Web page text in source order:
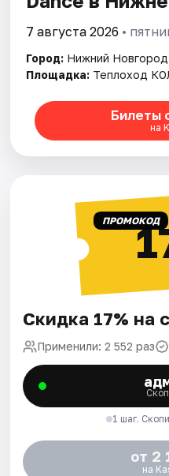
7 августа 2026 •
Город: Нижний Новгород
Площадка: Теплоход
Билеты
на
ПРОМОКОД
Скидка 17% на
Применили: 2 552 раз
1 шаг.
от 2
на